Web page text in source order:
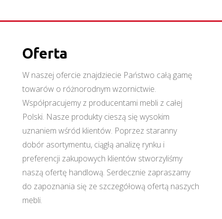
Oferta
W naszej ofercie znajdziecie Państwo całą gamę
towarów o różnorodnym wzornictwie.
Współpracujemy z producentami mebli z całej
Polski. Nasze produkty cieszą się wysokim
uznaniem wśród klientów. Poprzez staranny
dobór asortymentu, ciągłą analizę rynku i
preferencji zakupowych klientów stworzyliśmy
naszą ofertę handlową. Serdecznie zapraszamy
do zapoznania się ze szczegółową ofertą naszych
mebli.